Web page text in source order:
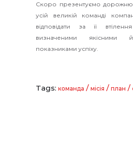
Скоро презентуємо дорожню
усій великій команді
відповідати за її
визначеними якісними й
показниками успіху.
Tags: команда / місія / план /